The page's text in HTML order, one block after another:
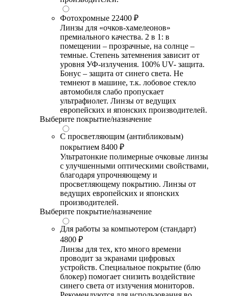
Фотохромные 22400 ₽
Линзы для «очков-хамелеонов»
премиального качества. 2 в 1: в
помещении – прозрачные, на солнце –
темные. Степень затемнения зависит от
уровня УФ-излучения. 100% UV- защита.
Бонус – защита от синего света. Не
темнеют в машине, т.к. лобовое стекло
автомобиля слабо пропускает
ультрафиолет. Линзы от ведущих
европейских и японских производителей.
Выберите покрытие/назначение
С просветляющим (антибликовым)
покрытием 8400 ₽
Ультратонкие полимерные очковые линзы
с улучшенными оптическими свойствами,
благодаря упрочняющему и
просветляющему покрытию. Линзы от
ведущих европейских и японских
производителей.
Выберите покрытие/назначение
Для работы за компьютером (стандарт)
4800 ₽
Линзы для тех, кто много времени
проводит за экранами цифровых
устройств. Специальное покрытие (блю
блокер) помогает снизить воздействие
синего света от излучения мониторов.